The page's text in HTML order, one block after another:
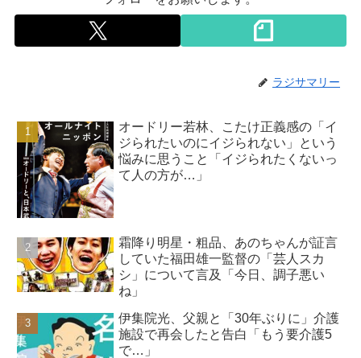
ラジサマリー
オードリー若林、こたけ正義感の「イ
ジられたいのにイジられない」という
悩みに思うこと「イジられたくないっ
て人の方が…」
霜降り明星・粗品、あのちゃんが証言
していた福田雄一監督の「芸人スカ
シ」について言及「今日、調子悪い
ね」
伊集院光、父親と「30年ぶりに」介護
施設で再会したと告白「もう要介護5
で…」